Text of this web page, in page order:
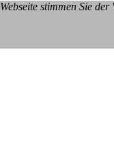
stimmen Sie der